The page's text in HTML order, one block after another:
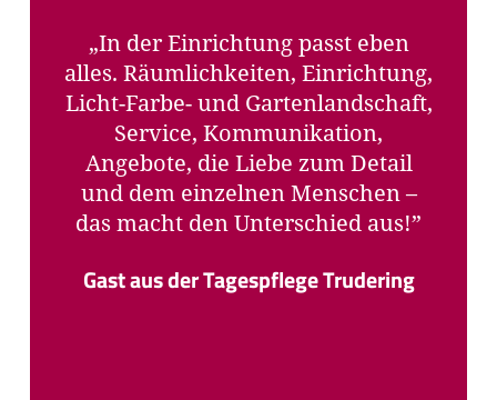
„Dank ihrer Erfahrungen, ihrem
liebevollen und einfühlsamen
Umgang mit den Gästen und der
immer guten Stimmung im Hause
hat sich meine Frau von Anfang
an bei Ihnen sehr wohl gefühlt.
Wenn ich sie nachmittags bei
es denn heute so?, antwortet sie